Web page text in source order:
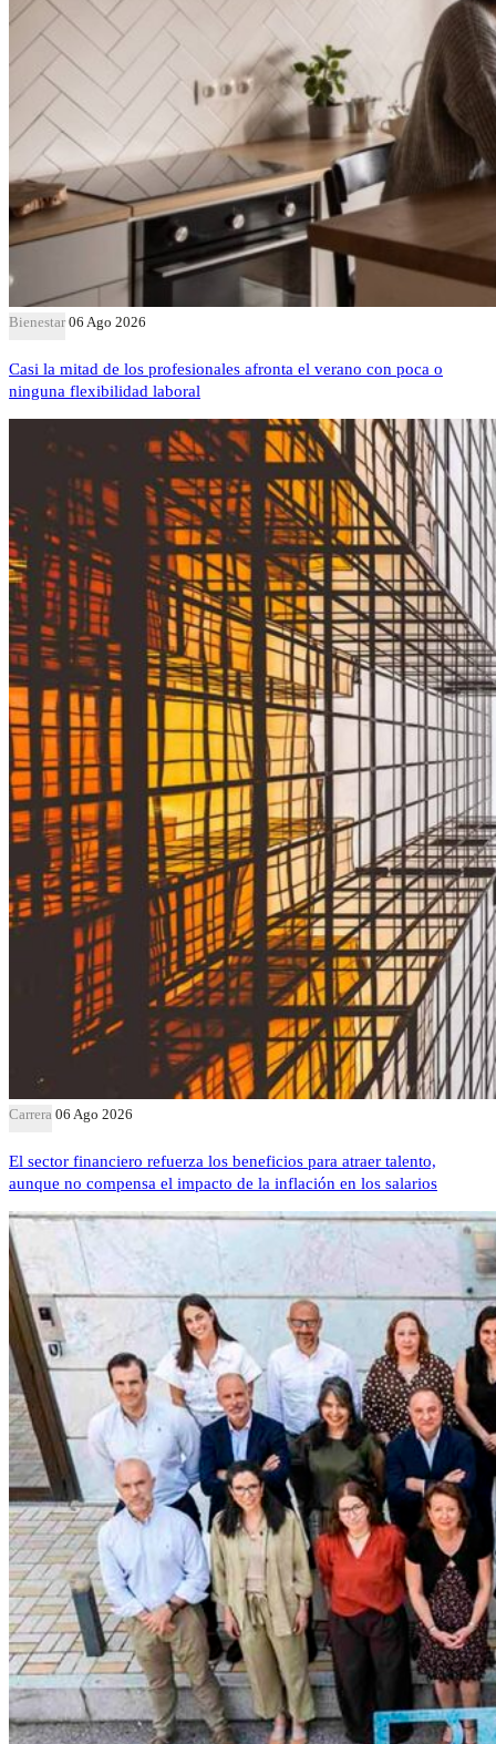
Bienestar 06 Ago 2026
Casi la mitad de los profesionales afronta el verano con poca o
ninguna flexibilidad laboral
Carrera 06 Ago 2026
El sector financiero refuerza los beneficios para atraer talento,
aunque no compensa el impacto de la inflación en los salarios